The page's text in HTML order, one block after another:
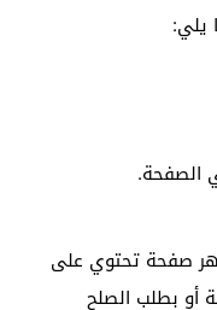
يلي:
الصفحة.
صفحة تحتوي على
أو بطلب الصلح